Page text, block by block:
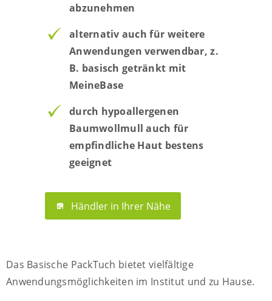
abzunehmen
alternativ auch für weitere
Anwendungen verwendbar, z.
B. basisch getränkt mit
MeineBase
durch hypoallergenen
Baumwollmull auch für
empfindliche Haut bestens
geeignet
Händler in Ihrer Nähe
Das Basische PackTuch bietet vielfältige
Anwendungsmöglichkeiten im Institut und zu Hause.